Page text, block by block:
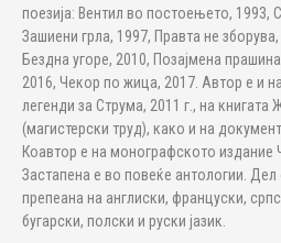
поезија: Вентил во постоењето, 1993,
Зашиени грла, 1997, Правта не
Бездна угоре, 2010, Позајмена
2016, Чекор по жица, 2017. Автор е и
легенди за Струма, 2011 г., на книгата
(магистерски труд), како и на
Коавтор е на монографското издание
Застапена е во повеќе антологии. Дел
препеана на англиски, француски,
бугарски, полски и руски јазик.